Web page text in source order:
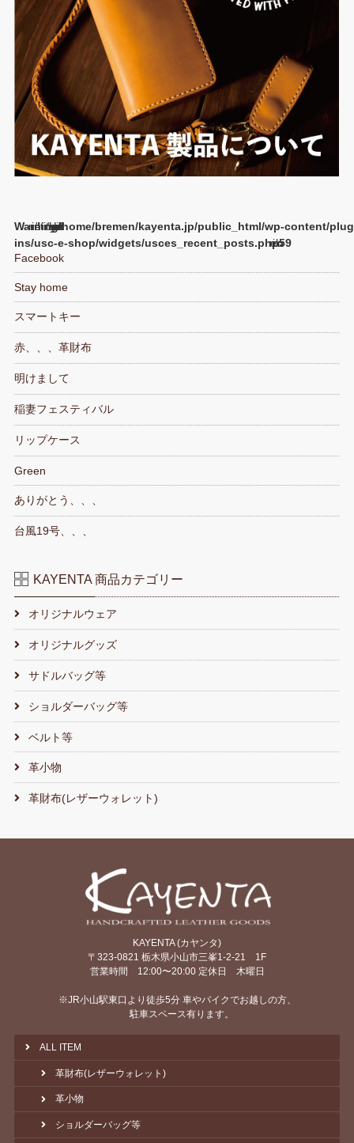
Warning/home/bremen/kayenta.jp/public_html/wp-content/plug
ins/usc-e-shop/widgets/usces_recent_posts.php59
Facebook
Stay home
スマートキー
赤、、、革財布
明けまして
稲妻フェスティバル
リップケース
Green
ありがとう、、、
台風19号、、、
KAYENTA 商品カテゴリー
オリジナルウェア
オリジナルグッズ
サドルバッグ等
ショルダーバッグ等
ベルト等
革小物
革財布(レザーウォレット)
KAYENTA (カヤンタ)
〒323-0821 栃木県小山市三峯1-2-21 1F
営業時間 12:00〜20:00 定休日 木曜日
※JR小山駅東口より徒歩5分 車やバイクでお越しの方、
駐車スペース有ります。
ALL ITEM
革財布(レザーウォレット)
革小物
ショルダーバッグ等